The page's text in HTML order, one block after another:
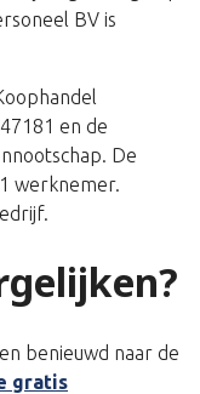
BV is
en de
De
werknemer.
benieuwd naar de
gratis